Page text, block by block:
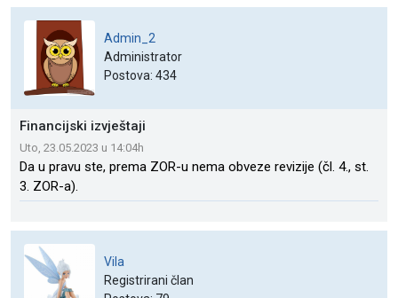
Admin_2
Administrator
Postova: 434
Financijski izvještaji
Uto, 23.05.2023 u 14:04h
Da u pravu ste, prema ZOR-u nema obveze revizije (čl. 4., st.
3. ZOR-a).
Vila
Registrirani član